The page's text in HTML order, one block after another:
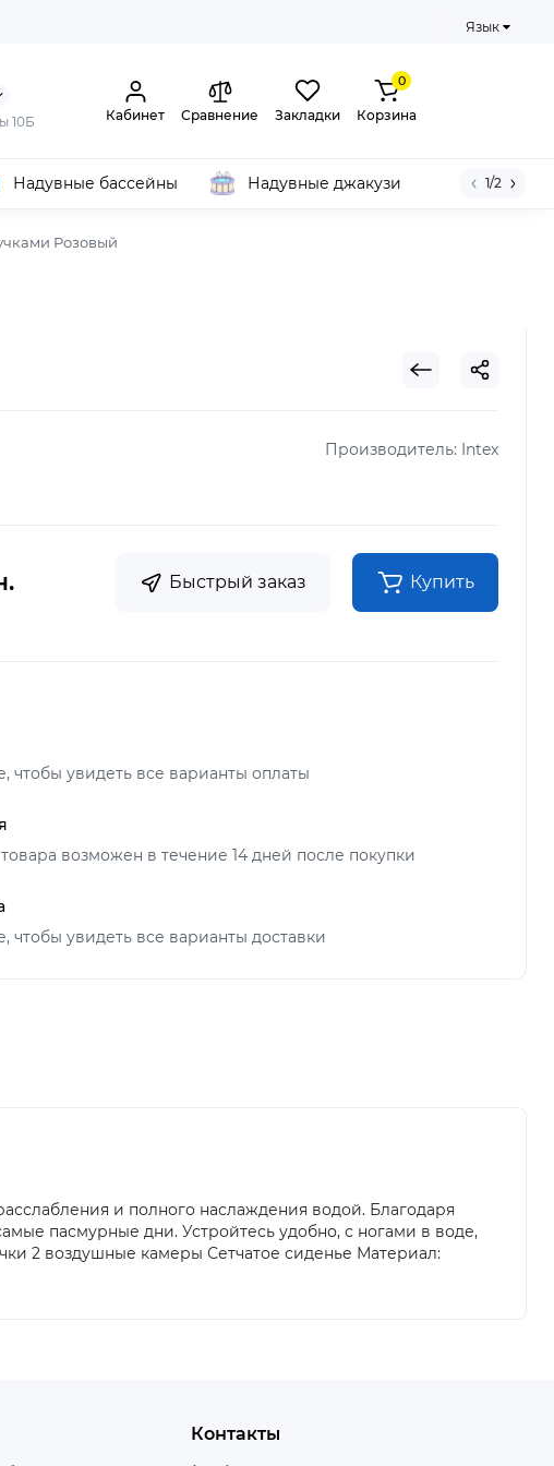
Язык
10Б Кабинет Сравнение Закладки
0
Корзина
Надувные бассейны Надувные джакузи 1/2
Розовый
Производитель: Intex
Быстрый заказ Купить
чтобы увидеть все варианты оплаты
возможен в течение 14 дней после покупки
чтобы увидеть все варианты доставки
и полного наслаждения водой. Благодаря
пасмурные дни. Устройтесь удобно, с ногами в воде,
2 воздушные камеры Сетчатое сиденье Материал:
Контакты